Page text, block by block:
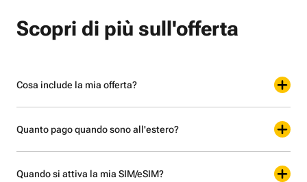
Scopri di più sull'offerta
Cosa include la mia offerta?
Quanto pago quando sono all'estero?
Quando si attiva la mia SIM/eSIM?